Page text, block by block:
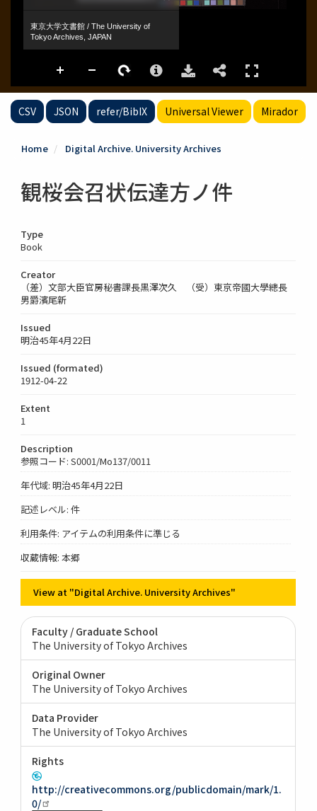
CSV JSON refer/BibIX Universal Viewer Mirador
Home Digital Archive. University Archives
観桜会召状伝達方ノ件
Type
Book
Creator
（差）文部大臣官房秘書課長黒澤次久 （受）東京帝國大學總長
男爵濱尾新
Issued
明治45年4月22日
Issued (formated)
1912-04-22
Extent
1
Description
参照コード: S0001/Mo137/0011
年代域: 明治45年4月22日
記述レベル: 件
利用条件: アイテムの利用条件に準じる
収蔵情報: 本郷
View at "Digital Archive. University Archives"
Faculty / Graduate School
The University of Tokyo Archives
Original Owner
The University of Tokyo Archives
Data Provider
The University of Tokyo Archives
Rights
http://creativecommons.org/publicdomain/mark/1.
0/